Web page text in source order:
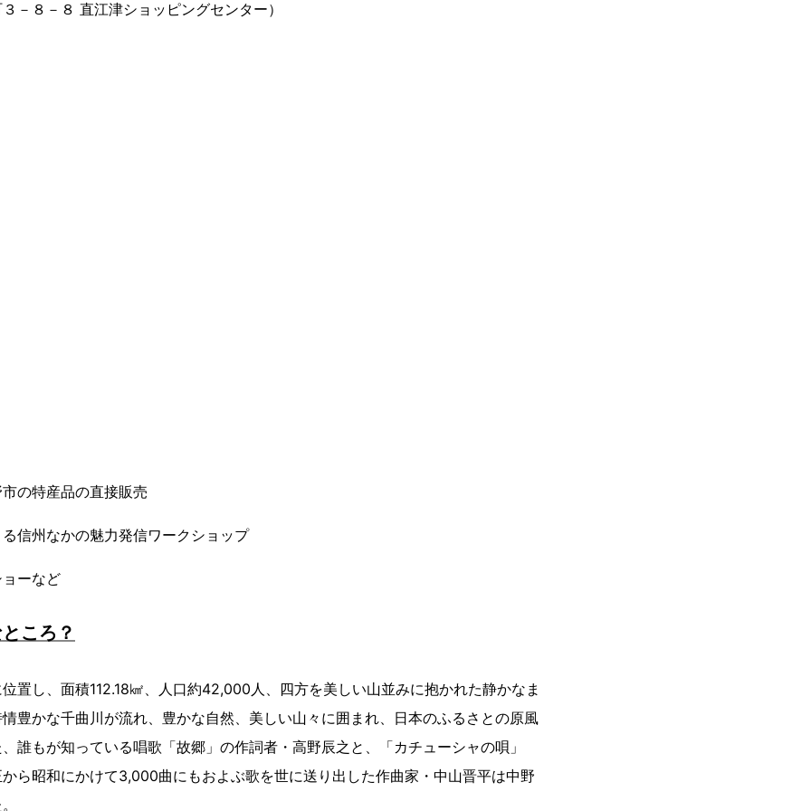
－８－８ 直江津ショッピングセンター）
の特産品の直接販売
信州なかの魅力発信ワークショップ
ーなど
ころ？
置し、面積112.18㎢、人口約42,000人、四方を美しい山並みに抱かれた静かなま
豊かな千曲川が流れ、豊かな自然、美しい山々に囲まれ、日本のふるさとの原風
誰もが知っている唱歌「故郷」の作詞者・高野辰之と、「カチューシャの唄」
から昭和にかけて3,000曲にもおよぶ歌を世に送り出した作曲家・中山晋平は中野